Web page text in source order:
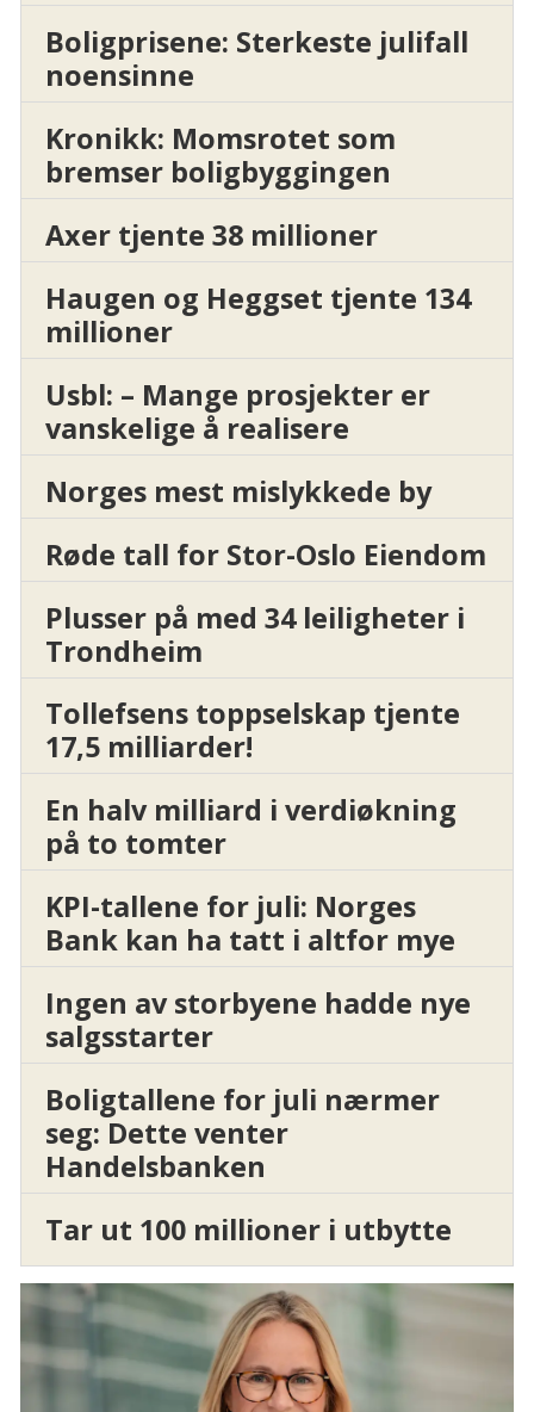
Boligprisene: Sterkeste julifall
noensinne
Kronikk: Momsrotet som
bremser boligbyggingen
Axer tjente 38 millioner
Haugen og Heggset tjente 134
millioner
Usbl: – Mange prosjekter er
vanskelige å realisere
Norges mest mislykkede by
Røde tall for Stor-Oslo Eiendom
Plusser på med 34 leiligheter i
Trondheim
Tollefsens toppselskap tjente
17,5 milliarder!
En halv milliard i verdiøkning
på to tomter
KPI-tallene for juli: Norges
Bank kan ha tatt i altfor mye
Ingen av storbyene hadde nye
salgsstarter
Boligtallene for juli nærmer
seg: Dette venter
Handelsbanken
Tar ut 100 millioner i utbytte